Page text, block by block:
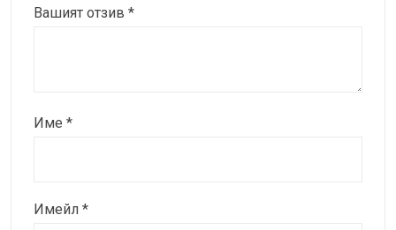
Вашият отзив *
Име *
Имейл *